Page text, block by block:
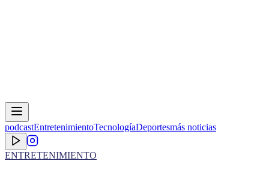
podcastEntretenimientoTecnologíaDeportesmás noticias
ENTRETENIMIENTO